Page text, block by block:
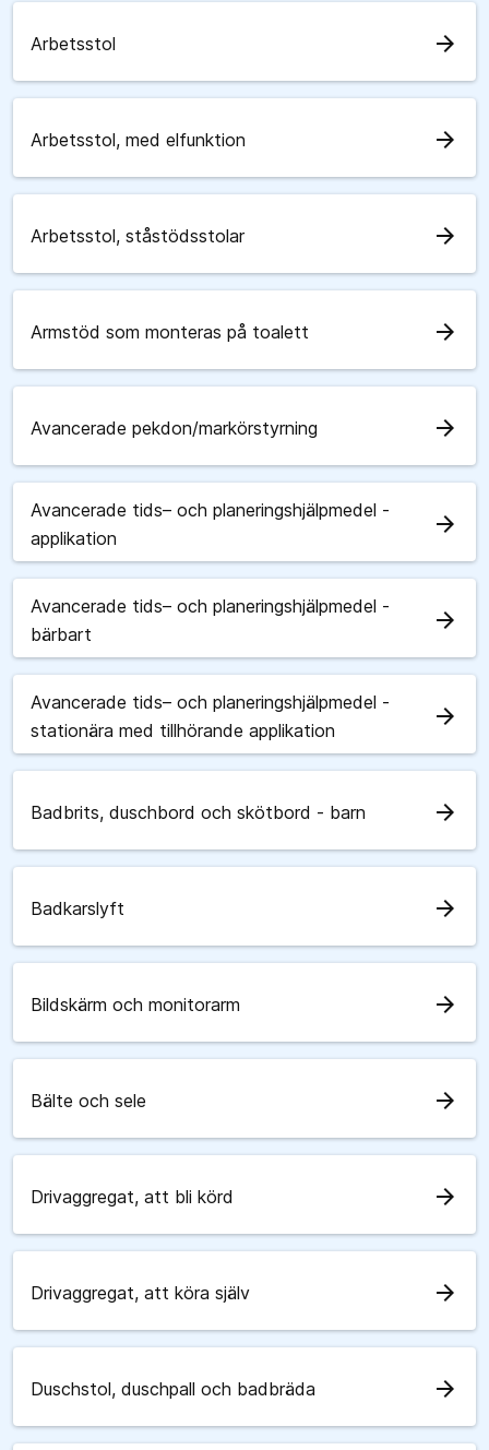
Arbetsstol arrow_forward
Arbetsstol, med elfunktion arrow_forward
Arbetsstol, ståstödsstolar arrow_forward
Armstöd som monteras på toalett arrow_forward
Avancerade pekdon/markörstyrning arrow_forward
Avancerade tids– och planeringshjälpmedel -
applikation
arrow_forward
Avancerade tids– och planeringshjälpmedel -
bärbart
arrow_forward
Avancerade tids– och planeringshjälpmedel -
stationära med tillhörande applikation
arrow_forward
Badbrits, duschbord och skötbord - barn arrow_forward
Badkarslyft arrow_forward
Bildskärm och monitorarm arrow_forward
Bälte och sele arrow_forward
Drivaggregat, att bli körd arrow_forward
Drivaggregat, att köra själv arrow_forward
Duschstol, duschpall och badbräda arrow_forward